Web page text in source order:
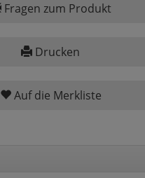
Fragen zum Produkt
Drucken
Auf die Merkliste